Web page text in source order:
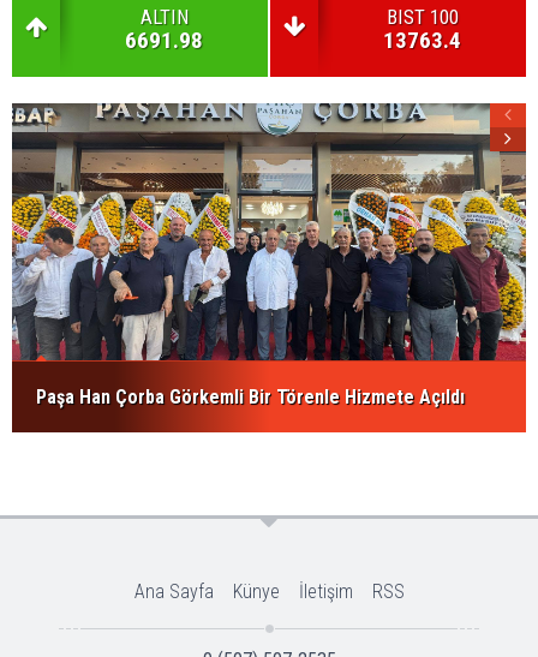
ALTIN
6691.98
BIST 100
13763.4
Paşa Han Çorba Görkemli Bir Törenle Hizmete Açıldı
Ana Sayfa Künye İletişim RSS